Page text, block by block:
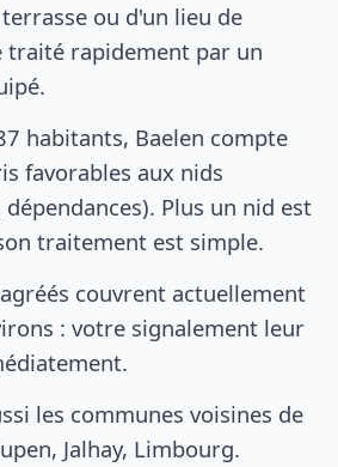
ou d'un lieu de
traité rapidement par un
habitants, Baelen compte
favorables aux nids
Plus un nid est
traitement est simple.
couvrent actuellement
: votre signalement leur
les communes voisines de
Jalhay, Limbourg.